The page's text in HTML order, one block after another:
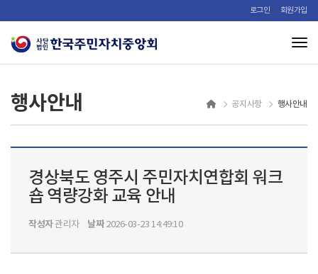
로그인 회원가입
행사안내 공지사항 행사안내
경상북도 영주시 주민자치연합회 워크
숍 역량강화 교육 안내
작성자관리자 날짜2026-03-23 14:49:10